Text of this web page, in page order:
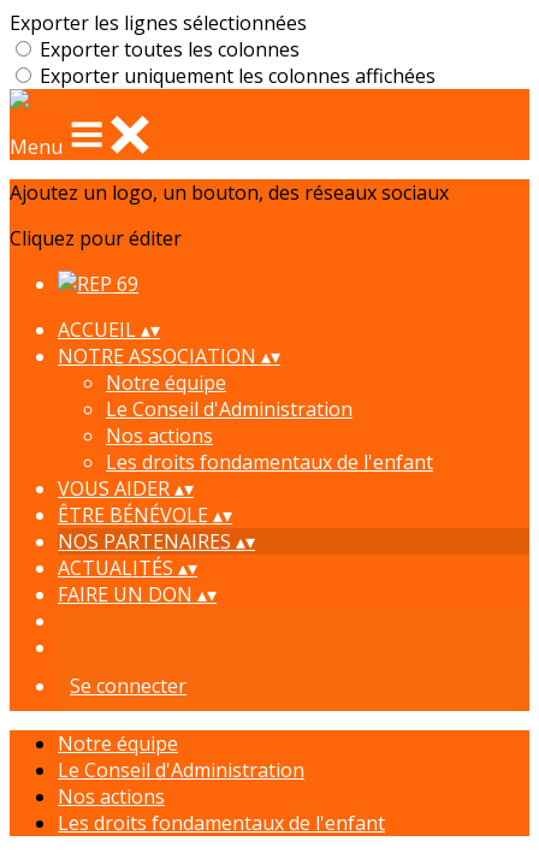
Exporter les lignes sélectionnées
Exporter toutes les colonnes
Exporter uniquement les colonnes affichées
Menu
Ajoutez un logo, un bouton, des réseaux sociaux
Cliquez pour éditer
ACCUEIL▴▾
NOTRE ASSOCIATION ▴▾
Notre équipe
Le Conseil d'Administration
Nos actions
Les droits fondamentaux de l'enfant
VOUS AIDER▴▾
ÊTRE BÉNÉVOLE▴▾
NOS PARTENAIRES ▴▾
ACTUALITÉS ▴▾
FAIRE UN DON ▴▾
Se connecter
Notre équipe
Le Conseil d'Administration
Nos actions
Les droits fondamentaux de l'enfant